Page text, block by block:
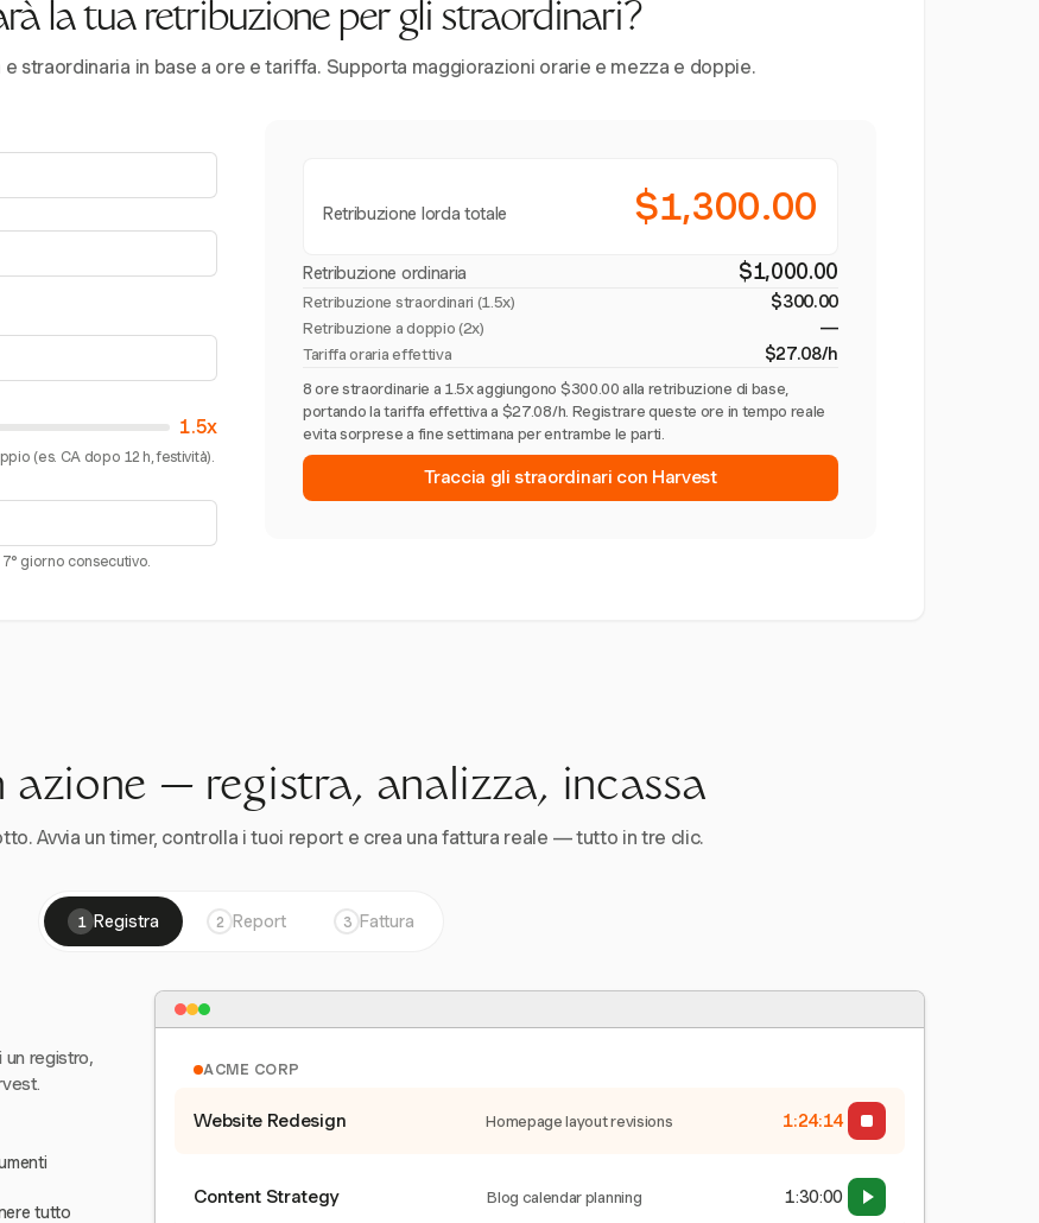
la tua retribuzione per gli straordinari?
straordinaria in base a ore e tariffa. Supporta maggiorazioni orarie e mezza e doppie.
1.5x
(es. CA dopo 12 h, festività).
giorno consecutivo.
Retribuzione lorda totale $1,300.00
Retribuzione ordinaria $1,000.00
Retribuzione straordinari (1.5x) $300.00
Retribuzione a doppio (2x) —
Tariffa oraria effettiva $27.08/h
8 ore straordinarie a 1.5x aggiungono $300.00 alla retribuzione di base,
portando la tariffa effettiva a $27.08/h. Registrare queste ore in tempo reale
evita sorprese a fine settimana per entrambe le parti.
Traccia gli straordinari con Harvest
azione — registra, analizza, incassa
Avvia un timer, controlla i tuoi report e crea una fattura reale — tutto in tre clic.
1 Registra 2 Report 3 Fattura
un registro,
tutto
ACME CORP
Website Redesign Homepage layout revisions 1:24:15
Content Strategy Blog calendar planning 1:30:00